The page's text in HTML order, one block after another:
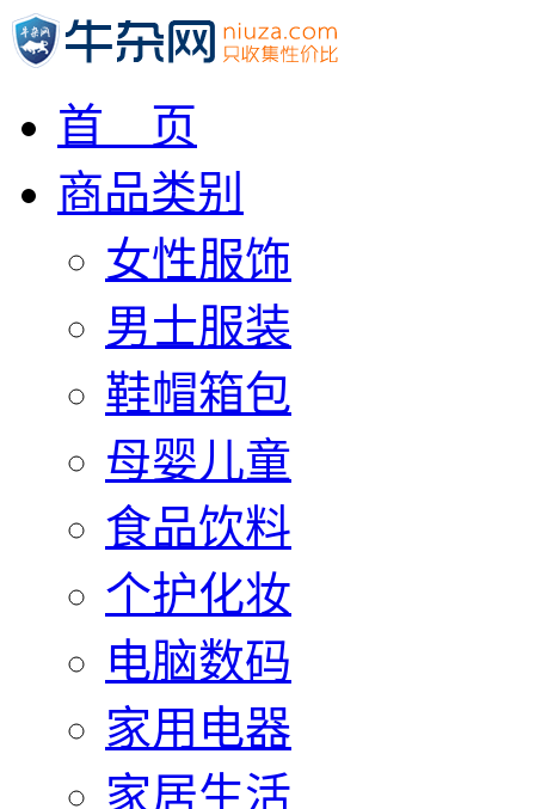
首 页
商品类别
女性服饰
男士服装
鞋帽箱包
母婴儿童
食品饮料
个护化妆
电脑数码
家用电器
家居生活